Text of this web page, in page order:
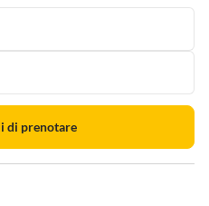
di prenotare